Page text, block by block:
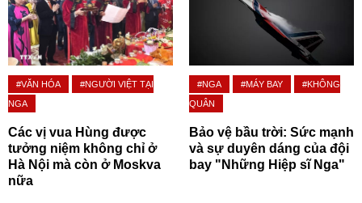
#VĂN HÓA
#NGƯỜI VIỆT TẠI
NGA
Các vị vua Hùng được
tưởng niệm không chỉ ở
Hà Nội mà còn ở Moskva
nữa
#NGA #MÁY BAY
#KHÔNG
QUÂN
Bảo vệ bầu trời: Sức mạnh
và sự duyên dáng của đội
bay "Những Hiệp sĩ Nga"